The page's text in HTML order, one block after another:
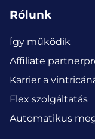
Rólunk
Így működik
Affiliate
Karrier a
Flex szolgáltatás
Automatikus